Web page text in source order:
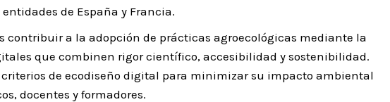
de España y Francia.
a la adopción de prácticas agroecológicas mediante la
que combinen rigor científico, accesibilidad y sostenibilidad.
criterios de ecodiseño digital para minimizar su impacto ambiental
docentes y formadores.